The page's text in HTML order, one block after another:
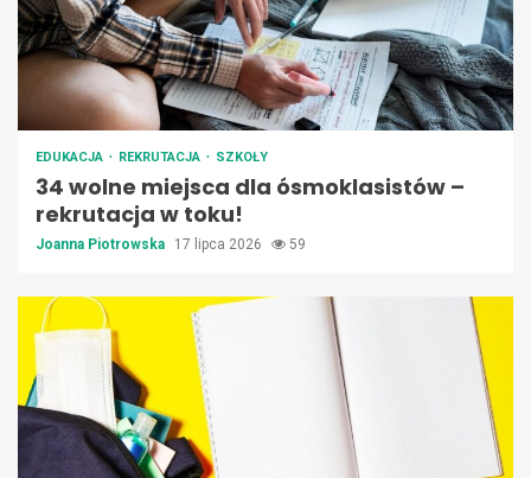
EDUKACJA REKRUTACJA SZKOŁY
34 wolne miejsca dla ósmoklasistów –
rekrutacja w toku!
Joanna Piotrowska 17 lipca 2026 59